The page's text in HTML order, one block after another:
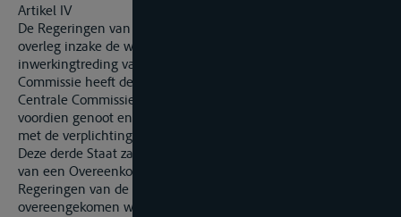
Artikel IV
De Regeringen van de Overeenkomstsluitende Staten plegen
overleg inzake de wijze waarop een derde Staat, die tot de
inwerkingtreding van deze overeenkomst aan de Centrale
Commissie heeft deelgenomen, zal blijven deelnemen aan de
Centrale Commissie met rechten analoog aan die welk hij
voordien genoot en met verplichtingen die te vergelijken zijn
met de verplichtingen die hij te voren had.
Deze derde Staat zal de rechten en verplichtingen hebben
van een Overeenkomstsluitende Staat, zoals deze met de
Regeringen van de Overeenkomstsluitende Staten
overeengekomen worden.